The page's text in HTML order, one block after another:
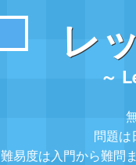
レ
～
問題は
難易度は入門から難問